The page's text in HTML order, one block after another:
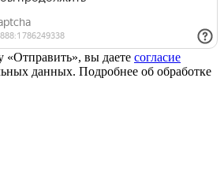
вы даете согласие
данных. Подробнее об обработке